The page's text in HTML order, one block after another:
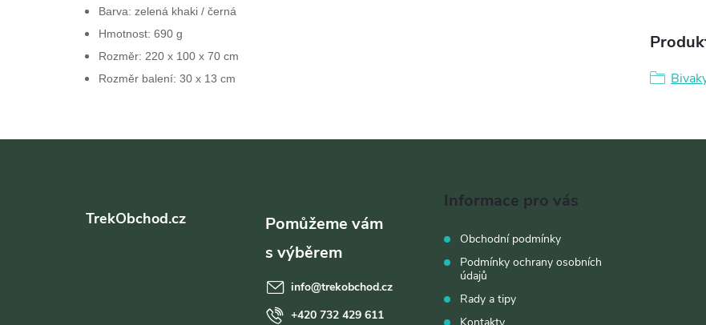
Barva: zelená khaki / černá
Hmotnost: 690 g
Rozměr: 220 x 100 x 70 cm
Rozměr balení: 30 x 13 cm
TrekObchod.cz
info@trekobchod.cz
+420 732 429 611
Informace pro vás
Obchodní podmínky
Podmínky ochrany osobních
údajů
Rady a tipy